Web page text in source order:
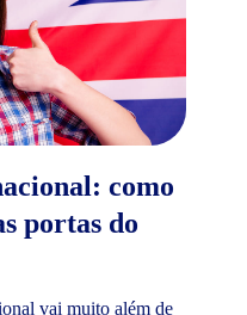
como
portas do
vai muito além de